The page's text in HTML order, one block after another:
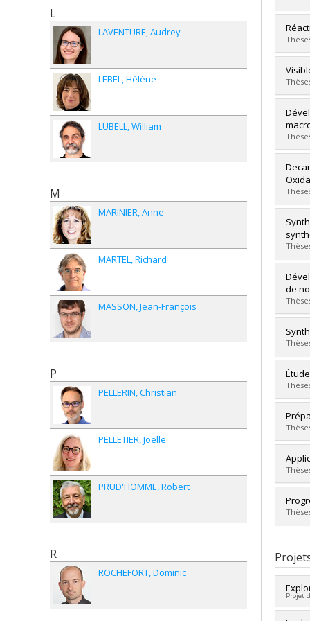
Cycle
Cycle
Lien
Lien
Lien
Lien
de
Cycle
Lien
Cycle
Cycle
Cycle
Cycle
Cycle
Lien
Projet
L
LAVENTURE Audrey
LEBEL Hélène
LUBELL William
M
MARINIER Anne
MARTEL Richard
MASSON Jean-François
P
PELLERIN Christian
PELLETIER Joelle
PRUD'HOMME Robert
R
ROCHEFORT Dominic